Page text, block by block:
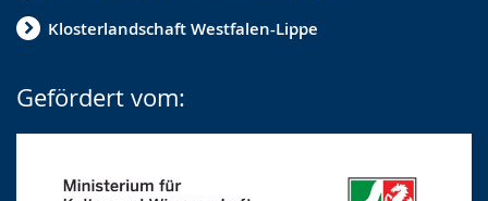
Klosterlandschaft Westfalen-Lippe
Gefördert vom: